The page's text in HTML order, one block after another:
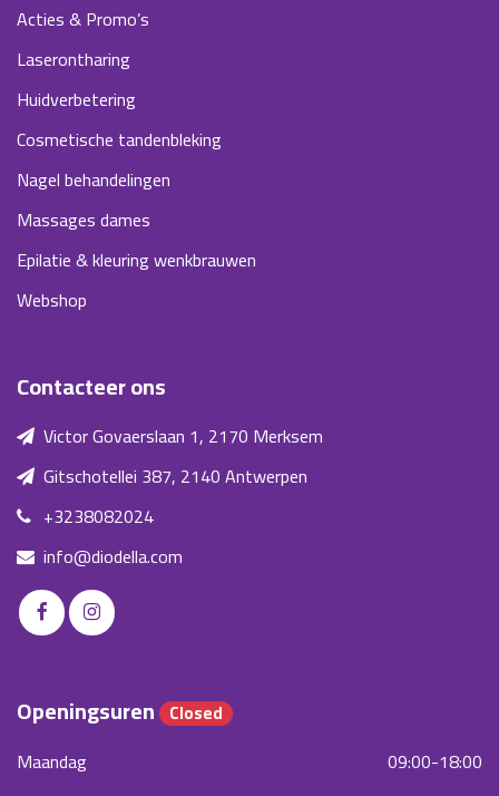
Acties & Promo’s
Laserontharing
Huidverbetering
Cosmetische tandenbleking
Nagel behandelingen
Massages dames
Epilatie & kleuring wenkbrauwen
Webshop
Contacteer ons
Victor Govaerslaan 1, 2170 Merksem
Gitschotellei 387, 2140 Antwerpen
+3238082024
info@diodella.com
Openingsuren Closed
Maandag
09:00-18:00